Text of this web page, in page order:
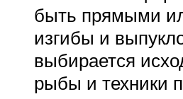
быть прямыми
изгибы и
выбирается
рыбы и техники